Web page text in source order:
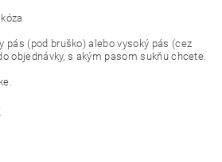
pás (pod bruško) alebo vysoký pás (cez
objednávky, s akým pasom sukňu chcete.